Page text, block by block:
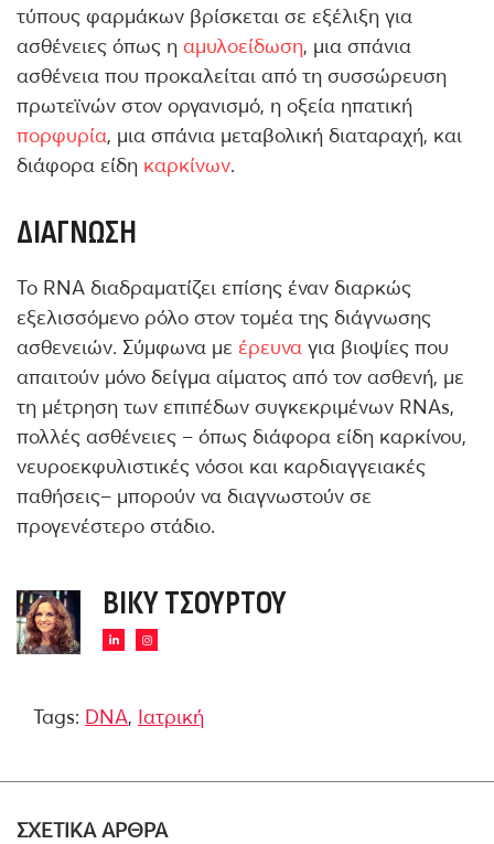
τύπους φαρμάκων βρίσκεται σε εξέλιξη για
ασθένειες όπως η αμυλοείδωση, μια σπάνια
ασθένεια που προκαλείται από τη συσσώρευση
πρωτεϊνών στον οργανισμό, η οξεία ηπατική
πορφυρία, μια σπάνια μεταβολική διαταραχή, και
διάφορα είδη καρκίνων.
ΔΙΆΓΝΩΣΗ
Το RNA διαδραματίζει επίσης έναν διαρκώς
εξελισσόμενο ρόλο στον τομέα της διάγνωσης
ασθενειών. Σύμφωνα με έρευνα για βιοψίες που
απαιτούν μόνο δείγμα αίματος από τον ασθενή, με
τη μέτρηση των επιπέδων συγκεκριμένων RNAs,
πολλές ασθένειες – όπως διάφορα είδη καρκίνου,
νευροεκφυλιστικές νόσοι και καρδιαγγειακές
παθήσεις– μπορούν να διαγνωστούν σε
προγενέστερο στάδιο.
ΒΊΚΥ ΤΣΟΎΡΤΟΥ
Tags: DNA, Ιατρική
ΣΧΕΤΙΚΑ ΑΡΘΡΑ